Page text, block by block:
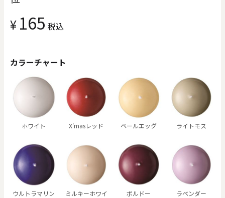
¥ 165 税込
カラーチャート
ホワイト X'masレッド ペールエッグ ライトモス
ウルトラマリン
ミルキーホワイ
ボルドー ラベンダー